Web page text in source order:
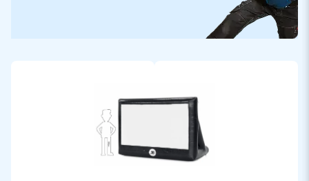
maat. Wanneer je een hartje aanklikt bij een inflatable die jij
mooi vindt, kan je deze doorgeven via een contactaanvraag
attractie, hoe vet is dat?!